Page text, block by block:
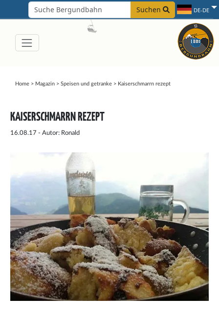
Suchen DE-DE
Home> Magazin> Speisen und getranke> Kaiserschmarrn rezept
KAISERSCHMARRN REZEPT
16.08.17 - Autor: Ronald